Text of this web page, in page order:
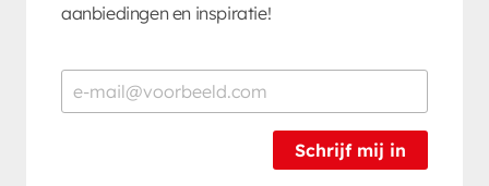
aanbiedingen en inspiratie!
Schrijf mij in